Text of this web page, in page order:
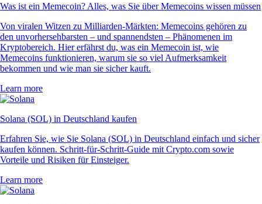
Was ist ein Memecoin? Alles, was Sie über Memecoins wissen müssen
Von viralen Witzen zu Milliarden-Märkten: Memecoins gehören zu
den unvorhersehbarsten – und spannendsten – Phänomenen im
Kryptobereich. Hier erfährst du, was ein Memecoin ist, wie
Memecoins funktionieren, warum sie so viel Aufmerksamkeit
bekommen und wie man sie sicher kauft.
Learn more
Solana (SOL) in Deutschland kaufen
Erfahren Sie, wie Sie Solana (SOL) in Deutschland einfach und sicher
kaufen können. Schritt-für-Schritt-Guide mit Crypto.com sowie
Vorteile und Risiken für Einsteiger.
Learn more